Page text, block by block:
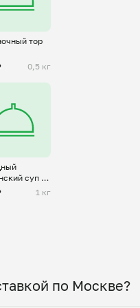
тор
0,5 кг
суп с
1 кг
по Москве?